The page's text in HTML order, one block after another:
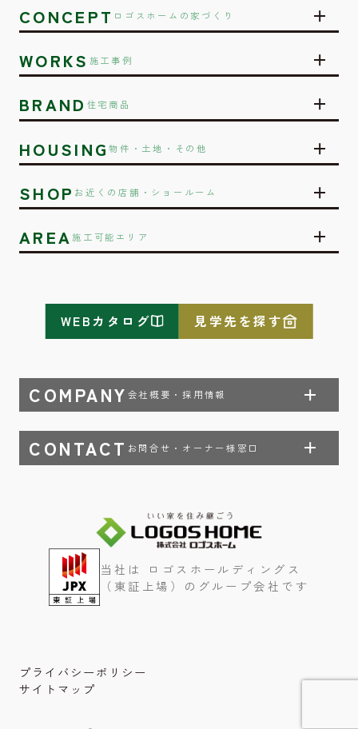
CONCEPT ロゴスホームの家づくり
WORKS 施工事例
BRAND 住宅商品
HOUSING物件・土地・その他
SHOP お近くの店舗・ショールーム
AREA施工可能エリア
COMPANY 会社概要・採用情報
CONTACT お問合せ・オーナー様窓口
WEBカタログ 見学先を探す
当社は ロゴスホールディングス
（東証上場）のグループ会社です
プライバシーポリシー
サイトマップ